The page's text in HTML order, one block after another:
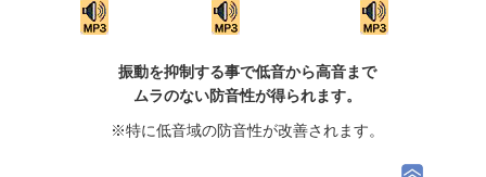
振動を抑制する事で低音から高音まで
ムラのない防音性が得られます。
※特に低音域の防音性が改善されます。